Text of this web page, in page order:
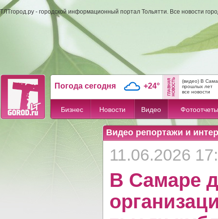
ТЛТгород.ру - городской информационный портал Тольятти. Все новости
Погода сегодня +24°
(видео) В
прошлых лет
все новости
Бизнес Новости Видео Фотоотчеты
Видео репортажи и
11.06.2026
В Самаре